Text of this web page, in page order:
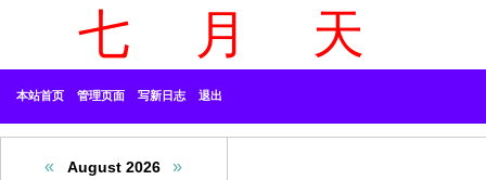
七 月 天
本站首页 管理页面 写新日志 退出
« August 2026 »